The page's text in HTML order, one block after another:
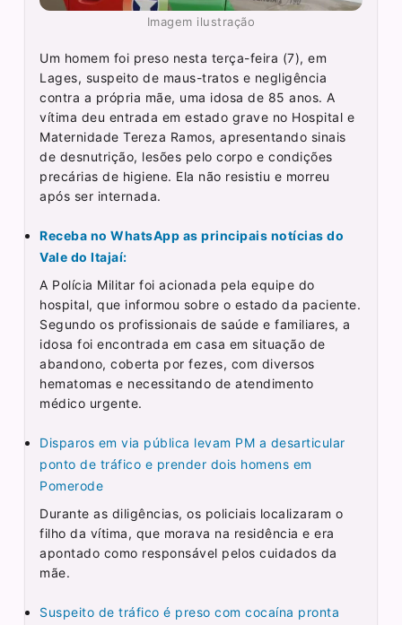
Imagem ilustração
Um homem foi preso nesta terça-feira (7), em
Lages, suspeito de maus-tratos e negligência
contra a própria mãe, uma idosa de 85 anos. A
vítima deu entrada em estado grave no Hospital e
Maternidade Tereza Ramos, apresentando sinais
de desnutrição, lesões pelo corpo e condições
precárias de higiene. Ela não resistiu e morreu
após ser internada.
Receba no WhatsApp as principais notícias do
Vale do Itajaí:
A Polícia Militar foi acionada pela equipe do
hospital, que informou sobre o estado da paciente.
Segundo os profissionais de saúde e familiares, a
idosa foi encontrada em casa em situação de
abandono, coberta por fezes, com diversos
hematomas e necessitando de atendimento
médico urgente.
Disparos em via pública levam PM a desarticular
ponto de tráfico e prender dois homens em
Pomerode
Durante as diligências, os policiais localizaram o
filho da vítima, que morava na residência e era
apontado como responsável pelos cuidados da
mãe.
Suspeito de tráfico é preso com cocaína pronta